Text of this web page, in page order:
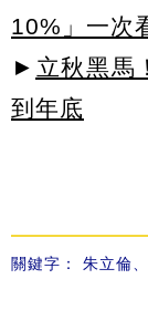
10%」一次
► 立秋黑馬
到年底
關鍵字： 朱立倫、